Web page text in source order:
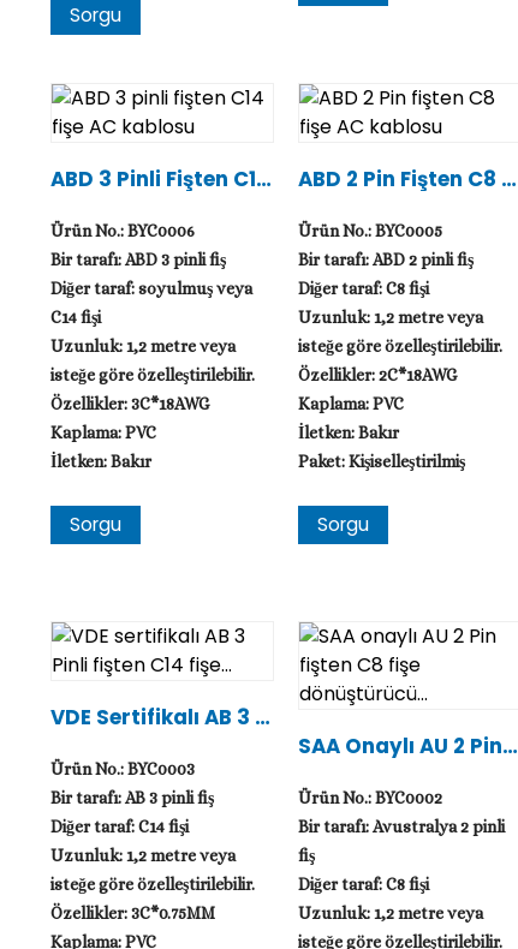
Sorgu
ABD 3 Pinli Fişten C14
Ürün No.: BYC0006
Bir tarafı: ABD 3 pinli fiş
Diğer taraf: soyulmuş veya
C14 fişi
Uzunluk: 1,2 metre veya
isteğe göre özelleştirilebilir.
Özellikler: 3C*18AWG
Kaplama: PVC
İletken: Bakır
Sorgu
ABD 2 Pin Fişten C8 Fi
Ürün No.: BYC0005
Bir tarafı: ABD 2 pinli fiş
Diğer taraf: C8 fişi
Uzunluk: 1,2 metre veya
isteğe göre özelleştirilebilir.
Özellikler: 2C*18AWG
Kaplama: PVC
İletken: Bakır
Paket: Kişiselleştirilmiş
Sorgu
VDE Sertifikalı AB 3 Pi
Ürün No.: BYC0003
Bir tarafı: AB 3 pinli fiş
Diğer taraf: C14 fişi
Uzunluk: 1,2 metre veya
isteğe göre özelleştirilebilir.
Özellikler: 3C*0.75MM
Kaplama: PVC
SAA Onaylı AU 2 Pin F
Rücü...
Ürün No.: BYC0002
Bir tarafı: Avustralya 2 pinli
fiş
Diğer taraf: C8 fişi
Uzunluk: 1,2 metre veya
isteğe göre özelleştirilebilir.